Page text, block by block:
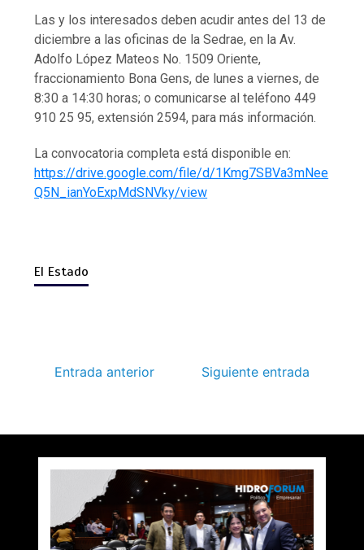
Las y los interesados deben acudir antes del 13 de
diciembre a las oficinas de la Sedrae, en la Av.
Adolfo López Mateos No. 1509 Oriente,
fraccionamiento Bona Gens, de lunes a viernes, de
8:30 a 14:30 horas; o comunicarse al teléfono 449
910 25 95, extensión 2594, para más información.
La convocatoria completa está disponible en:
https://drive.google.com/file/d/1Kmg7SBVa3mNee
Q5N_ianYoExpMdSNVky/view
El Estado
Entrada anterior Siguiente entrada